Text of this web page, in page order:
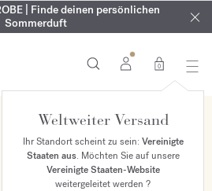
OUD velvet moodin Ihrer Bestellung*
| Auf alle Düfte und Körperöle bis zum
9. August
| Finde deinen persönlichen
Sommerduft
0
Weltweiter Versand
Ihr Standort scheint zu sein: Vereinigte
Staaten aus. Möchten Sie auf unsere
Vereinigte Staaten-Website
weitergeleitet werden ?